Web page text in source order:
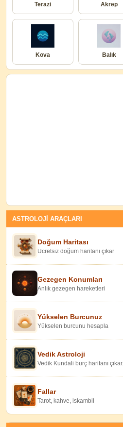
Terazi Akrep
Kova Balık
ASTROLOJİ ARAÇLARI
Doğum Haritası
Ücretsiz doğum haritanı çıkar
Gezegen Konumları
Anlık gezegen hareketleri
Yükselen Burcunuz
Yükselen burcunu hesapla
Vedik Astroloji
Vedik Kundali burç haritanı çıkar.
Fallar
Tarot, kahve, iskambil